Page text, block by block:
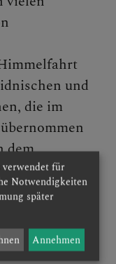
und
die im
dem
Tag
für
Notwendigkeiten
später
Annehmen